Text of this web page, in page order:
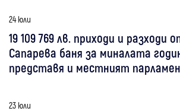
24 юли
19 109 769 лв. приходи и
Сапарева баня за миналата
представя и местният
23 юли